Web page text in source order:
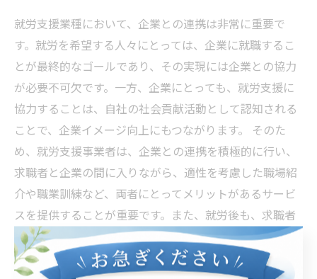
就労支援業種において、企業との連携は非常に重要で
す。就労を希望する人々にとっては、企業に就職するこ
とが最終的なゴールであり、その実現には企業との協力
が必要不可欠です。一方、企業にとっても、就労支援に
協力することは、自社の社会貢献活動として認知される
ことで、企業イメージ向上にもつながります。 そのた
め、就労支援事業者は、企業との連携を積極的に行い、
求職者と企業の間に入りながら、適性を考慮した職場紹
介や職業訓練など、両者にとってメリットがあるサービ
スを提供することが重要です。また、就労後も、求職者
のフォローアップを行い、企業との調整も行いながら、
定着支援にも取り組みます。 企業との連携は、就労支援